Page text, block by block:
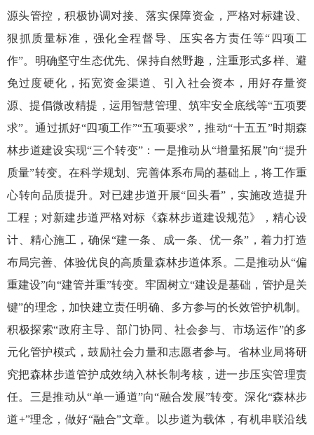
源头管控，积极协调对接、落实保障资金，严格对标建设、
狠抓质量标准，强化全程督导、压实各方责任等“四项工
作”。明确坚守生态优先、保持自然野趣，注重形式多样、避
免过度硬化，拓宽资金渠道、引入社会资本，用好存量资
源、提倡微改精提，运用智慧管理、筑牢安全底线等“五项要
求”。通过抓好“四项工作”“五项要求”，推动“十五五”时期森
林步道建设实现“三个转变”：一是推动从“增量拓展”向“提升
质量”转变。在科学规划、完善体系布局的基础上，将工作重
心转向品质提升。对已建步道开展“回头看”，实施改造提升
工程；对新建步道严格对标《森林步道建设规范》，精心设
计、精心施工，确保“建一条、成一条、优一条”，着力打造
布局完善、体验优良的高质量森林步道体系。二是推动从“偏
重建设”向“建管并重”转变。牢固树立“建设是基础，管护是关
键”的理念，加快建立责任明确、多方参与的长效管护机制。
积极探索“政府主导、部门协同、社会参与、市场运作”的多
元化管护模式，鼓励社会力量和志愿者参与。省林业局将研
究把森林步道管护成效纳入林长制考核，进一步压实管理责
任。三是推动从“单一通道”向“融合发展”转变。深化“森林步
道+”理念，做好“融合”文章。以步道为载体，有机串联沿线